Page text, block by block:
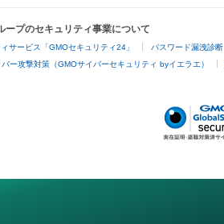
ープのセキュリティ事業について
サービス「GMOセキュリティ24」 パスワード漏洩診断
ー攻撃対策（GMOサイバーセキュリティ byイエラエ）